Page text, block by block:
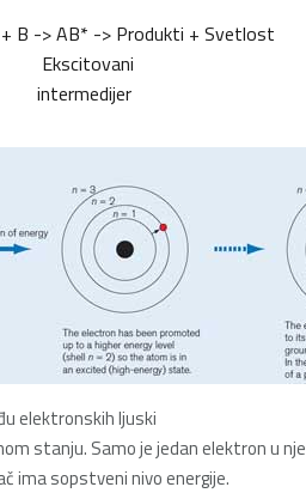
B -> AB* -> Produkti + Svetlost
Ekscitovani
intermedijer
elektronskih ljuski
stanju. Samo je jedan elektron u
ima sopstveni nivo energije.